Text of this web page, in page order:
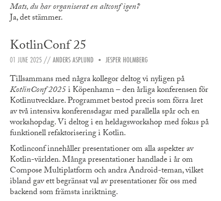
Mats, du har organiserat en altconf igen?
Ja, det stämmer.
KotlinConf 25
01 JUNE 2025 //ANDERS ASPLUND • JESPER HOLMBERG
Tillsammans med några kollegor deltog vi nyligen på
KotlinConf 2025i Köpenhamn – den årliga konferensen för
Kotlinutvecklare. Programmet bestod precis som förra året
av två intensiva konferensdagar med parallella spår och en
workshopdag. Vi deltog i en heldagsworkshop med fokus på
funktionell refaktorisering i Kotlin.
Kotlinconf innehåller presentationer om alla aspekter av
Kotlin-världen. Många presentationer handlade i år om
Compose Multiplatform och andra Android-teman, vilket
ibland gav ett begränsat val av presentationer för oss med
backend som främsta inriktning.